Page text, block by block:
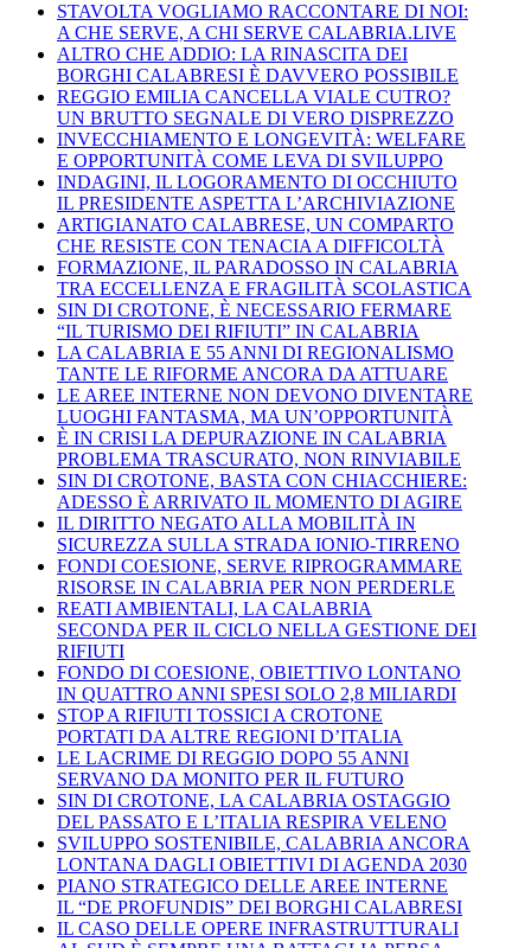
STAVOLTA VOGLIAMO RACCONTARE DI NOI:
A CHE SERVE, A CHI SERVE CALABRIA.LIVE
ALTRO CHE ADDIO: LA RINASCITA DEI
BORGHI CALABRESI È DAVVERO POSSIBILE
REGGIO EMILIA CANCELLA VIALE CUTRO?
UN BRUTTO SEGNALE DI VERO DISPREZZO
INVECCHIAMENTO E LONGEVITÀ: WELFARE
E OPPORTUNITÀ COME LEVA DI SVILUPPO
INDAGINI, IL LOGORAMENTO DI OCCHIUTO
IL PRESIDENTE ASPETTA L’ARCHIVIAZIONE
ARTIGIANATO CALABRESE, UN COMPARTO
CHE RESISTE CON TENACIA A DIFFICOLTÀ
FORMAZIONE, IL PARADOSSO IN CALABRIA
TRA ECCELLENZA E FRAGILITÀ SCOLASTICA
SIN DI CROTONE, È NECESSARIO FERMARE
“IL TURISMO DEI RIFIUTI” IN CALABRIA
LA CALABRIA E 55 ANNI DI REGIONALISMO
TANTE LE RIFORME ANCORA DA ATTUARE
LE AREE INTERNE NON DEVONO DIVENTARE
LUOGHI FANTASMA, MA UN’OPPORTUNITÀ
È IN CRISI LA DEPURAZIONE IN CALABRIA
PROBLEMA TRASCURATO, NON RINVIABILE
SIN DI CROTONE, BASTA CON CHIACCHIERE:
ADESSO È ARRIVATO IL MOMENTO DI AGIRE
IL DIRITTO NEGATO ALLA MOBILITÀ IN
SICUREZZA SULLA STRADA IONIO-TIRRENO
FONDI COESIONE, SERVE RIPROGRAMMARE
RISORSE IN CALABRIA PER NON PERDERLE
REATI AMBIENTALI, LA CALABRIA
SECONDA PER IL CICLO NELLA GESTIONE DEI
RIFIUTI
FONDO DI COESIONE, OBIETTIVO LONTANO
IN QUATTRO ANNI SPESI SOLO 2,8 MILIARDI
STOP A RIFIUTI TOSSICI A CROTONE
PORTATI DA ALTRE REGIONI D’ITALIA
LE LACRIME DI REGGIO DOPO 55 ANNI
SERVANO DA MONITO PER IL FUTURO
SIN DI CROTONE, LA CALABRIA OSTAGGIO
DEL PASSATO E L’ITALIA RESPIRA VELENO
SVILUPPO SOSTENIBILE, CALABRIA ANCORA
LONTANA DAGLI OBIETTIVI DI AGENDA 2030
PIANO STRATEGICO DELLE AREE INTERNE
IL “DE PROFUNDIS” DEI BORGHI CALABRESI
IL CASO DELLE OPERE INFRASTRUTTURALI